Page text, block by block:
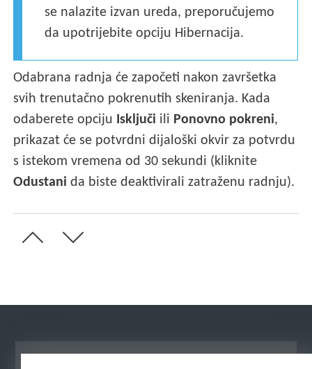
se nalazite izvan ureda, preporučujemo
da upotrijebite opciju Hibernacija.
Odabrana radnja će započeti nakon završetka
svih trenutačno pokrenutih skeniranja. Kada
odaberete opciju Isključi ili Ponovno pokreni,
prikazat će se potvrdni dijaloški okvir za potvrdu
s istekom vremena od 30 sekundi (kliknite
Odustani da biste deaktivirali zatraženu radnju).